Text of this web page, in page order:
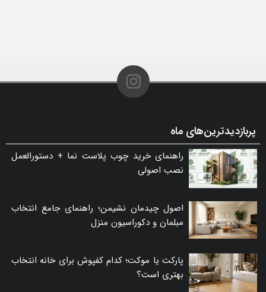
پربازدیدترین‌های ماه
راهنمای خرید چوب پلاست نما + دستورالعمل
نصب اصولی
اصول چیدمان نشیمن؛ راهنمای جامع انتخاب
مبلمان و دکوراسیون منزل
پارکت یا موکت؛ کدام کفپوش برای خانه انتخاب
بهتری است؟